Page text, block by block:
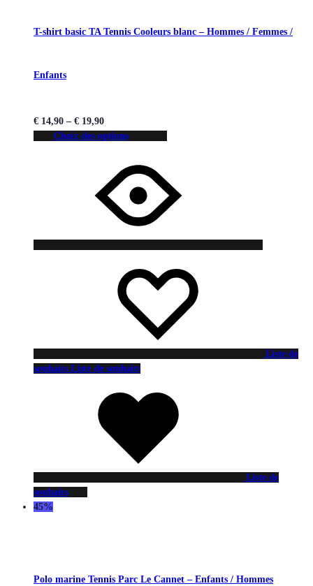
T-shirt basic TA Tennis Cooleurs blanc – Hommes / Femmes /
Enfants
€ 14,90 – € 19,90
Choix des options
Liste de
souhaits Liste de souhaits
Liste de
souhaits
45%
Polo marine Tennis Parc Le Cannet – Enfants / Hommes